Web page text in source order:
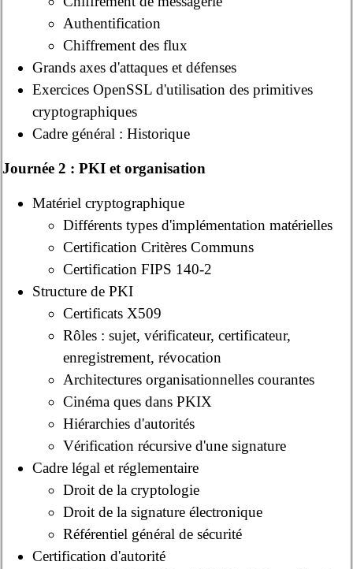
Authentification
Chiffrement des flux
Grands axes d'attaques et défenses
Exercices OpenSSL d'utilisation des primitives
cryptographiques
Cadre général : Historique
Journée 2 : PKI et organisation
Matériel cryptographique
Différents types d'implémentation matérielles
Certification Critères Communs
Certification FIPS 140-2
Structure de PKI
Certificats X509
Rôles : sujet, vérificateur, certificateur,
enregistrement, révocation
Architectures organisationnelles courantes
Cinéma ques dans PKIX
Hiérarchies d'autorités
Vérification récursive d'une signature
Cadre légal et réglementaire
Droit de la cryptologie
Droit de la signature électronique
Référentiel général de sécurité
Certification d'autorité